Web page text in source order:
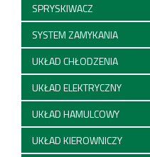
SPRYSKIWACZ
SYSTEM ZAMYKANIA
UKŁAD CHŁODZENIA
UKŁAD ELEKTRYCZNY
UKŁAD HAMULCOWY
UKŁAD KIEROWNICZY